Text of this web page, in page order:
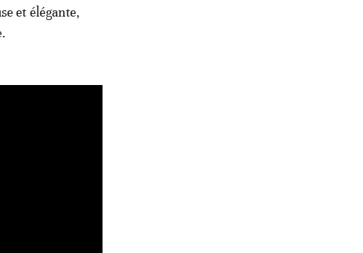
et élégante,